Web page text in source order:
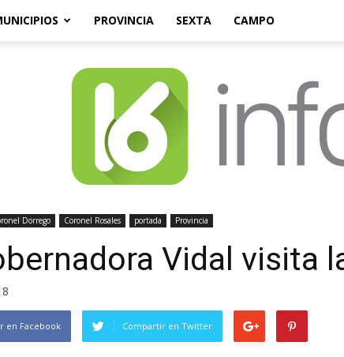
PROVINCIA SEXTA CAMPO
Dorrego Coronel Rosales portada Provincia
Vidal visita
en Facebook Compartir en Twitter